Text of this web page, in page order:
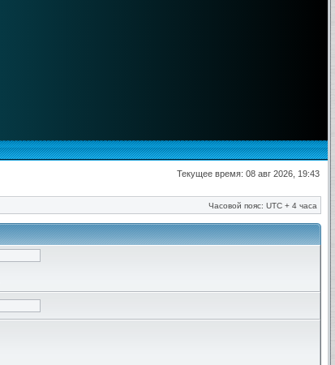
Текущее время: 08 авг 2026, 19:43
Часовой пояс: UTC + 4 часа